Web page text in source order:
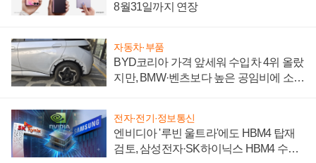
8월31일까지 연장
자동차·부품
BYD코리아 가격 앞세워 수입차 4위 올랐
지만, BMW·벤츠보다 높은 공임비에 소비
전자·전기·정보통신
엔비디아 '루빈 울트라'에도 HBM4 탑재
검토, 삼성전자·SK하이닉스 HBM4 수율